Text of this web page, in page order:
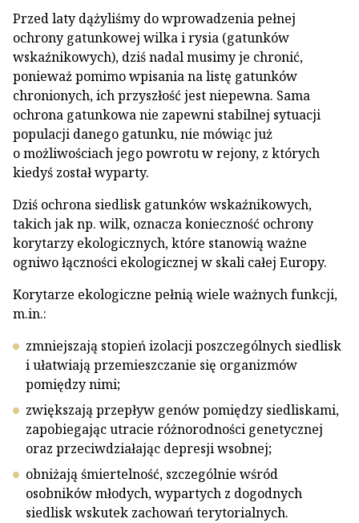
Przed laty dążyliśmy do wprowadzenia pełnej
ochrony gatunkowej wilka i rysia (gatunków
wskaźnikowych), dziś nadal musimy je chronić,
ponieważ pomimo wpisania na listę gatunków
chronionych, ich przyszłość jest niepewna. Sama
ochrona gatunkowa nie zapewni stabilnej sytuacji
populacji danego gatunku, nie mówiąc już
o możliwościach jego powrotu w rejony, z których
kiedyś został wyparty.
Dziś ochrona siedlisk gatunków wskaźnikowych,
takich jak np. wilk, oznacza konieczność ochrony
korytarzy ekologicznych, które stanowią ważne
ogniwo łączności ekologicznej w skali całej Europy.
Korytarze ekologiczne pełnią wiele ważnych funkcji,
m.in.:
zmniejszają stopień izolacji poszczególnych siedlisk
i ułatwiają przemieszczanie się organizmów
pomiędzy nimi;
zwiększają przepływ genów pomiędzy siedliskami,
zapobiegając utracie różnorodności genetycznej
oraz przeciwdziałając depresji wsobnej;
obniżają śmiertelność, szczególnie wśród
osobników młodych, wypartych z dogodnych
siedlisk wskutek zachowań terytorialnych.